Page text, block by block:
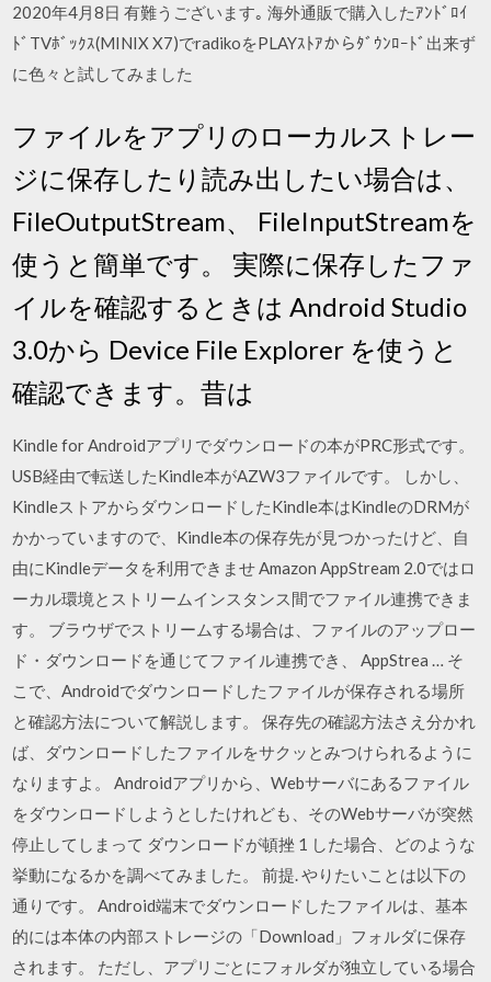
2020年4月8日 有難うございます｡ 海外通販で購入したｱﾝﾄﾞﾛｲ
ﾄﾞTVﾎﾞｯｸｽ(MINIX X7)でradikoをPLAYｽﾄｱからﾀﾞｳﾝﾛｰﾄﾞ出来ず
に色々と試してみました
ファイルをアプリのローカルストレー
ジに保存したり読み出したい場合は、
FileOutputStream、 FileInputStreamを
使うと簡単です。 実際に保存したファ
イルを確認するときは Android Studio
3.0から Device File Explorer を使うと
確認できます。昔は
Kindle for Androidアプリでダウンロードの本がPRC形式です。
USB経由で転送したKindle本がAZW3ファイルです。 しかし、
KindleストアからダウンロードしたKindle本はKindleのDRMが
かかっていますので、Kindle本の保存先が見つかったけど、自
由にKindleデータを利用できませ Amazon AppStream 2.0ではロ
ーカル環境とストリームインスタンス間でファイル連携できま
す。 ブラウザでストリームする場合は、ファイルのアップロー
ド・ダウンロードを通じてファイル連携でき、 AppStrea … そ
こで、Androidでダウンロードしたファイルが保存される場所
と確認方法について解説します。 保存先の確認方法さえ分かれ
ば、ダウンロードしたファイルをサクッとみつけられるように
なりますよ。 Androidアプリから、Webサーバにあるファイル
をダウンロードしようとしたけれども、そのWebサーバが突然
停止してしまって ダウンロードが頓挫 1 した場合、どのような
挙動になるかを調べてみました。 前提. やりたいことは以下の
通りです。 Android端末でダウンロードしたファイルは、基本
的には本体の内部ストレージの「Download」フォルダに保存
されます。 ただし、アプリごとにフォルダが独立している場合